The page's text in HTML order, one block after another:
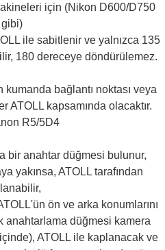
için (Nikon D600/D750
gibi)
ile sabitlenir ve yalnızca 135
180 dereceye döndürülemez.
bağlantı noktası veya
ATOLL kapsamında olacaktır.
R5/5D4
bir anahtar düğmesi bulunur,
yakınsa, ATOLL tarafından
ön ve arka konumlarını
anahtarlama düğmesi kamera
ATOLL ile kaplanacak ve